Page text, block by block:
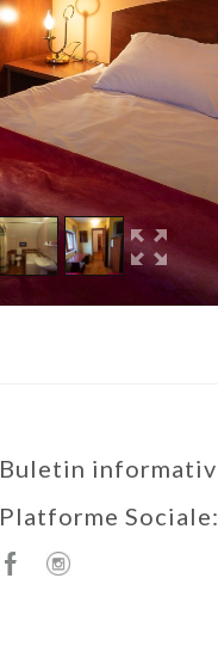
Buletin informativ
Platforme Sociale: